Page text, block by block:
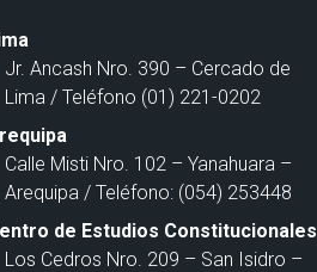
Jr. Ancash Nro. 390 – Cercado de
Lima / Teléfono (01) 221-0202
Calle Misti Nro. 102 – Yanahuara –
Arequipa / Teléfono: (054) 253448
de Estudios Constitucionales
Los Cedros Nro. 209 – San Isidro –